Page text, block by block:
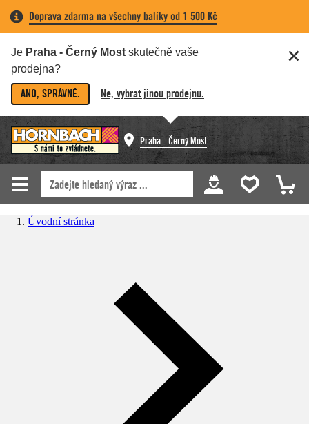
Doprava zdarma na všechny balíky od 1 500 Kč
Je Praha - Černý Most skutečně vaše
prodejna?
ANO, SPRÁVNĚ. Ne, vybrat jinou prodejnu.
Praha - Černý Most
Úvodní stránka